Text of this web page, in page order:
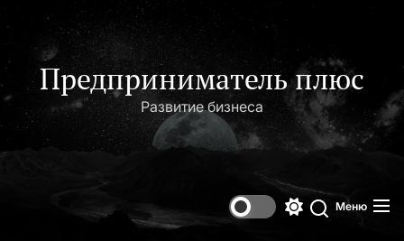
содержимому
Предприниматель плюс
Развитие бизнеса
Поиск
Меню